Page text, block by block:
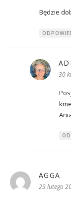
Będzie
30
AGGA
23 lutego